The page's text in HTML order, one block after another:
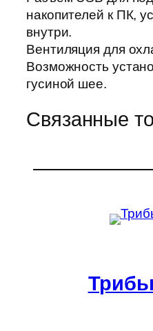
накопителей к ПК,
внутри.
Вентиляция для
Возможность
гусиной шее.
Связанные